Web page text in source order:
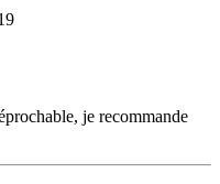
je recommande